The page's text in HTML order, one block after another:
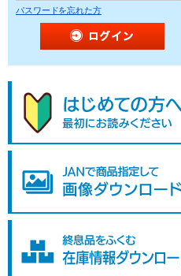
パスワードを忘れた方